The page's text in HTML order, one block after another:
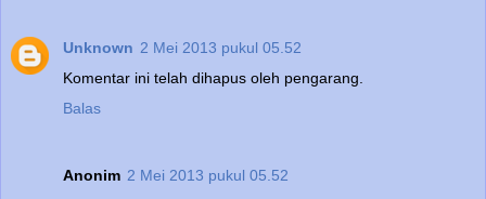
Unknown 2 Mei 2013 pukul 05.52
Komentar ini telah dihapus oleh pengarang.
Balas
Anonim 2 Mei 2013 pukul 05.52